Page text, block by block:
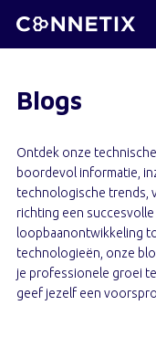
Blogs
Ontdek onze
boordevol informatie,
technologische trends,
richting een
loopbaanontwikkeling
technologieën, onze
je professionele groei
geef jezelf een